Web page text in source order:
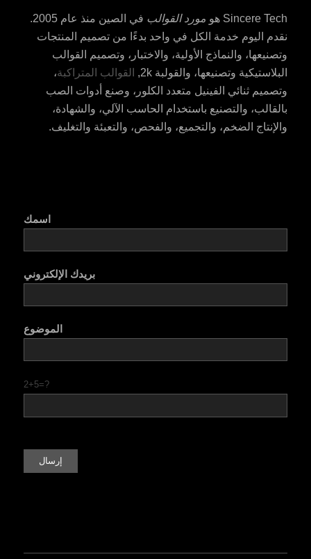
Sincere Tech هو مورد القوالب
في الصين منذ عام 2005.
نقدم اليوم خدمة الكل في واحد بدءًا من تصميم المنتجات
وتصنيعها، والنماذج الأولية، والاختبار، وتصميم القوالب
البلاستيكية وتصنيعها، والقولبة 2k,
القوالب المتراكبة،
وتصميم ثنائي الفينيل متعدد الكلور، وصنع أدوات الصب
بالقالب، والتصنيع باستخدام الحاسب الآلي، والشهادة،
والإنتاج الضخم، والتجميع، والفحص، والتعبئة والتغليف.
اسمك
بريدك الإلكتروني
الموضوع
2+5=?